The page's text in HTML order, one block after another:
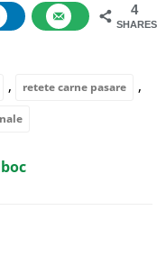
4
SHARES
, retete carne pasare ,